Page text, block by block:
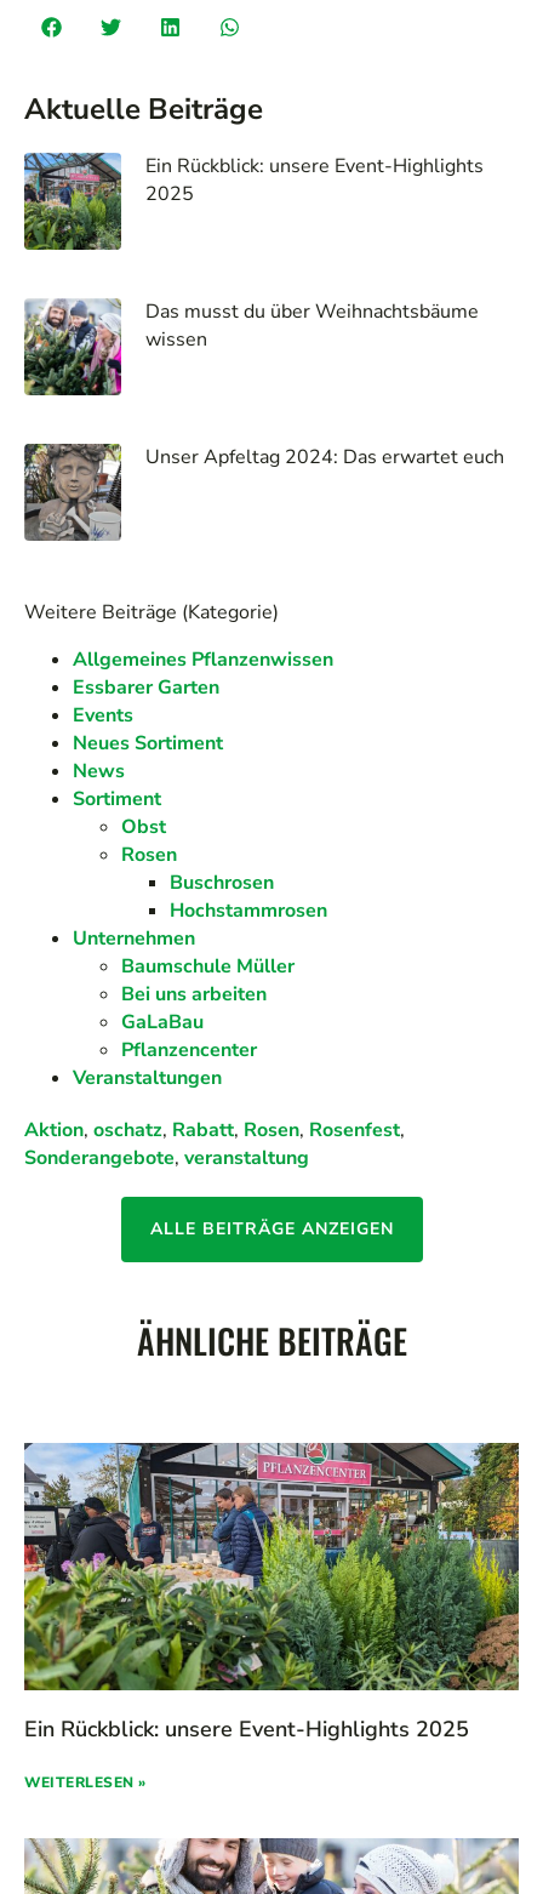
Aktuelle Beiträge
Ein Rückblick: unsere Event-Highlights
2025
Das musst du über Weihnachtsbäume
wissen
Unser Apfeltag 2024: Das erwartet euch
Weitere Beiträge (Kategorie)
Allgemeines Pflanzenwissen
Essbarer Garten
Events
Neues Sortiment
News
Sortiment
Obst
Rosen
Buschrosen
Hochstammrosen
Unternehmen
Baumschule Müller
Bei uns arbeiten
GaLaBau
Pflanzencenter
Veranstaltungen
Aktion, oschatz, Rabatt, Rosen, Rosenfest,
Sonderangebote, veranstaltung
ALLE BEITRÄGE ANZEIGEN
ÄHNLICHE BEITRÄGE
Ein Rückblick: unsere Event-Highlights 2025
WEITERLESEN »